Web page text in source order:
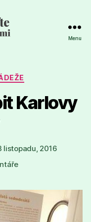
Menu
Karlovy
listopadu, 2016
u
názvem
Baby
Club